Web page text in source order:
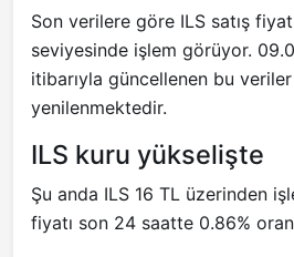
Son verilere göre ILS satış
seviyesinde işlem görüyor.
itibarıyla güncellenen bu
yenilenmektedir.
ILS kuru yükselişte
Şu anda ILS 16 TL üzerinden
fiyatı son 24 saatte 0.86%